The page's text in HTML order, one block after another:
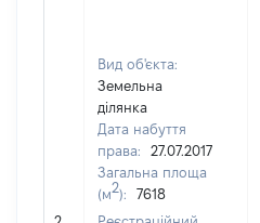
Вид об'єкта:
Земельна
ділянка
Дата набуття
права:
27.07.2017
Загальна площа
(м2):
7618